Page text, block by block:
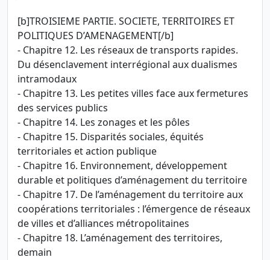
[b]TROISIEME PARTIE. SOCIETE, TERRITOIRES ET
POLITIQUES D’AMENAGEMENT[/b]
- Chapitre 12. Les réseaux de transports rapides.
Du désenclavement interrégional aux dualismes
intramodaux
- Chapitre 13. Les petites villes face aux fermetures
des services publics
- Chapitre 14. Les zonages et les pôles
- Chapitre 15. Disparités sociales, équités
territoriales et action publique
- Chapitre 16. Environnement, développement
durable et politiques d’aménagement du territoire
- Chapitre 17. De l’aménagement du territoire aux
coopérations territoriales : l’émergence de réseaux
de villes et d’alliances métropolitaines
- Chapitre 18. L’aménagement des territoires,
demain